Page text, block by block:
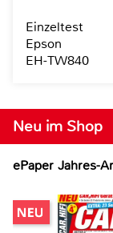
Neu im Shop
ePaper Jahres-
Einzeltest
Epson
EH-TW840